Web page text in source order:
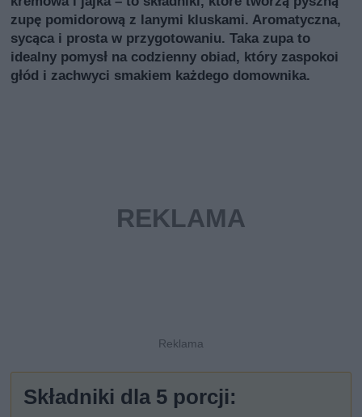
zupę pomidorową z lanymi kluskami. Aromatyczna,
sycąca i prosta w przygotowaniu. Taka zupa to
idealny pomysł na codzienny obiad, który zaspokoi
głód i zachwyci smakiem każdego domownika.
Składniki dla 5 porcji: